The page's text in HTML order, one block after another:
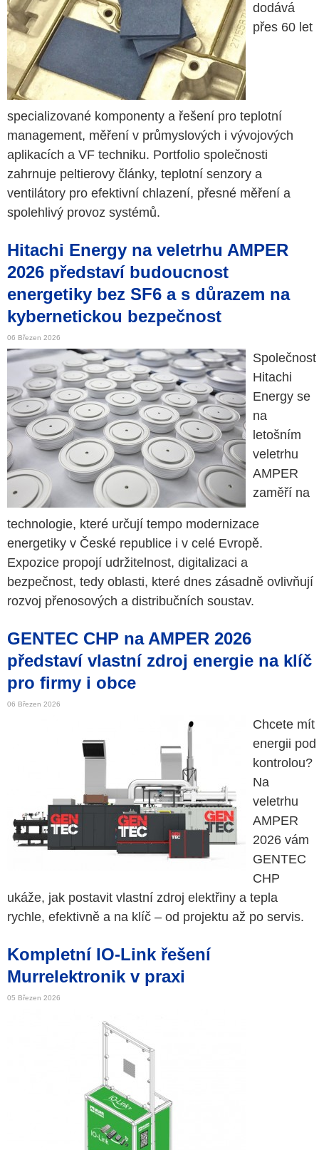
dodává
přes 60 let
specializované komponenty a řešení pro teplotní
management, měření v průmyslových i vývojových
aplikacích a VF techniku. Portfolio společnosti
zahrnuje peltierovy články, teplotní senzory a
ventilátory pro efektivní chlazení, přesné měření a
spolehlivý provoz systémů.
Hitachi Energy na veletrhu AMPER
2026 představí budoucnost
energetiky bez SF6 a s důrazem na
kybernetickou bezpečnost
06 Březen 2026
Společnost
Hitachi
Energy se
na
letošním
veletrhu
AMPER
zaměří na
technologie, které určují tempo modernizace
energetiky v České republice i v celé Evropě.
Expozice propojí udržitelnost, digitalizaci a
bezpečnost, tedy oblasti, které dnes zásadně ovlivňují
rozvoj přenosových a distribučních soustav.
GENTEC CHP na AMPER 2026
představí vlastní zdroj energie na klíč
pro firmy i obce
06 Březen 2026
Chcete mít
energii pod
kontrolou?
Na
veletrhu
AMPER
2026 vám
GENTEC
CHP
ukáže, jak postavit vlastní zdroj elektřiny a tepla
rychle, efektivně a na klíč – od projektu až po servis.
Kompletní IO-Link řešení
Murrelektronik v praxi
05 Březen 2026